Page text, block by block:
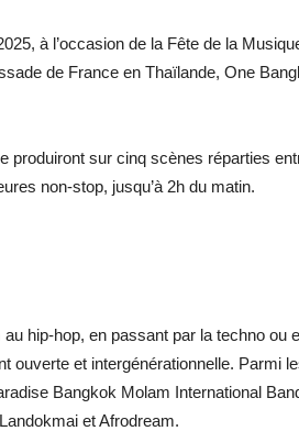
à l’occasion de la Fête de la
de France en Thaïlande, One
produiront sur cinq scènes réparties
non-stop, jusqu’à 2h du matin.
hip-hop, en passant par la techno ou
ouverte et intergénérationnelle. Parmi
Bangkok Molam International
et Afrodream.